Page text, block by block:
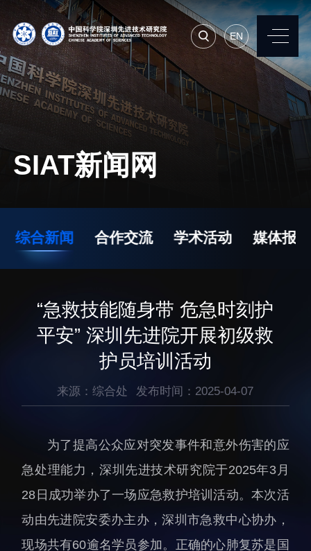
EN
常用系统 人才招聘 联系我们
机构简介
院长寄语
现任领导
统计数据
研究机构
先进集成技术研究所
生物医学与健康工程研
生物医药与技术研究所
脑认知与脑疾病研究所
合成生物学研究所
材料人工智能研究所
SIAT新闻网
综合新闻 合作交流 学术活动 媒体报道
“急救技能随身带 危急时刻护
平安” 深圳先进院开展初级救
护员培训活动
来源：综合处 发布时间：2025-04-07
为了提高公众应对突发事件和意外伤害的应
急处理能力，深圳先进技术研究院于2025年3月
28日成功举办了一场应急救护培训活动。本次活
动由先进院安委办主办，深圳市急救中心协办，
现场共有60逾名学员参加。正确的心肺复苏是国